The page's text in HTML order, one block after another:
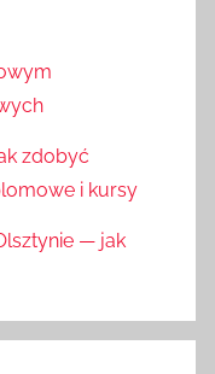
zdobyć
i kursy
— jak